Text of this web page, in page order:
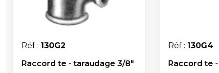
Réf : 130G2
Raccord te - taraudage 3/8"
Réf : 130G4
Raccord te